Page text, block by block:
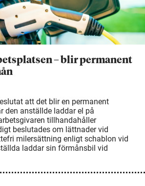
– blir permanent
att det blir en permanent
den anställde laddar el på
tillhandahåller
beslutades om lättnader vid
milersättning enligt schablon vid
laddar sin förmånsbil vid